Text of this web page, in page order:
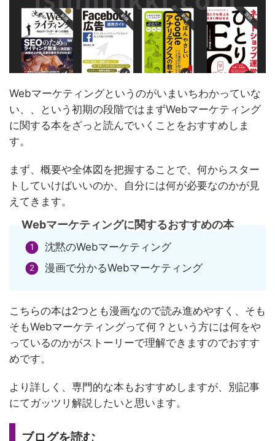
Webマーケティングというのがいまいちわかっていな
い、、という初期の段階ではまずWebマーケティング
に関する本をざっと読んでいくことをおすすめしま
す。
まず、概要や全体図を把握することで、何からスター
トしていけばいいのか、自分には何が必要なのかが見
えてきます。
Webマーケティングに関するおすすめの本
沈黙のWebマーケティング
漫画で分かるWebマーケティング
こちらの本は2つとも漫画なので読み進めやすく、そも
そもWebマーケティングって何？という方には何をや
っているのかがストーリーで理解できますのでおすす
めです。
より詳しく、専門的な本もおすすめしますが、別記事
にてガッツリ解説したいと思います。
ブログを読む